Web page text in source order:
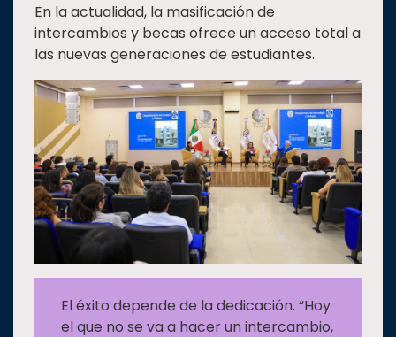
En la actualidad, la masificación de
intercambios y becas ofrece un acceso total a
las nuevas generaciones de estudiantes.
El éxito depende de la dedicación. “Hoy
el que no se va a hacer un intercambio,